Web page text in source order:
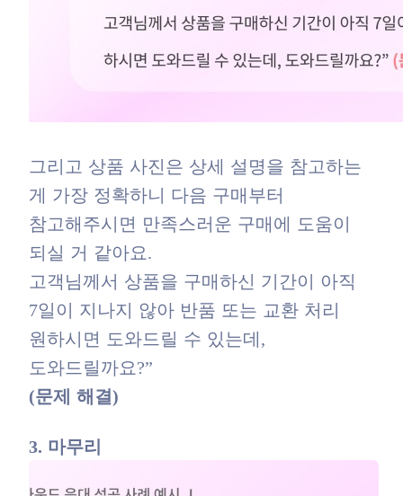
그리고 상품 사진은 상세 설명을 참고하는
게 가장 정확하니 다음 구매부터
참고해주시면 만족스러운 구매에 도움이
되실 거 같아요.
고객님께서 상품을 구매하신 기간이 아직
7일이 지나지 않아 반품 또는 교환 처리
원하시면 도와드릴 수 있는데,
도와드릴까요?”
(문제 해결)
3. 마무리